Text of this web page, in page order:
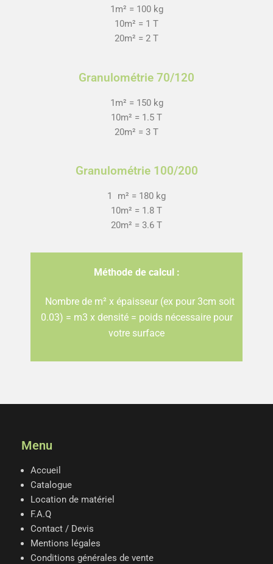
1m² = 100 kg
10m² = 1 T
20m² = 2 T
Granulométrie 70/120
1m² = 150 kg
10m² = 1.5 T
20m² = 3 T
Granulométrie 100/200
1 m² = 180 kg
10m² = 1.8 T
20m² = 3.6 T
Méthode de calcul :
Nombre de m² x épaisseur (ex pour 3cm soit
0.03) = m3 x densité = poids nécessaire pour
votre surface
Menu
Accueil
Catalogue
Location de matériel
F.A.Q
Contact / Devis
Mentions légales
Conditions générales de vente